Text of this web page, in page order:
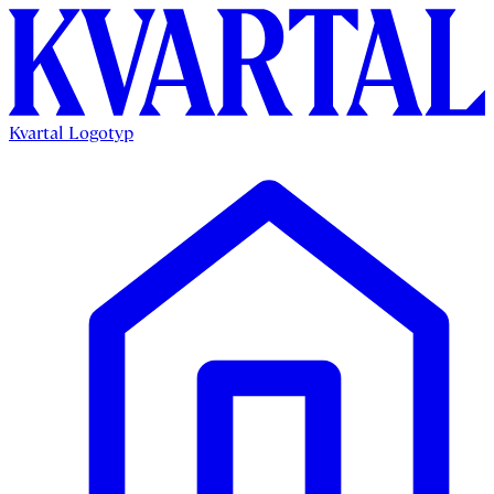
Kvartal Logotyp